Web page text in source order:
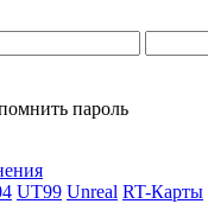
пароль
UT99 Unreal RT-Карты